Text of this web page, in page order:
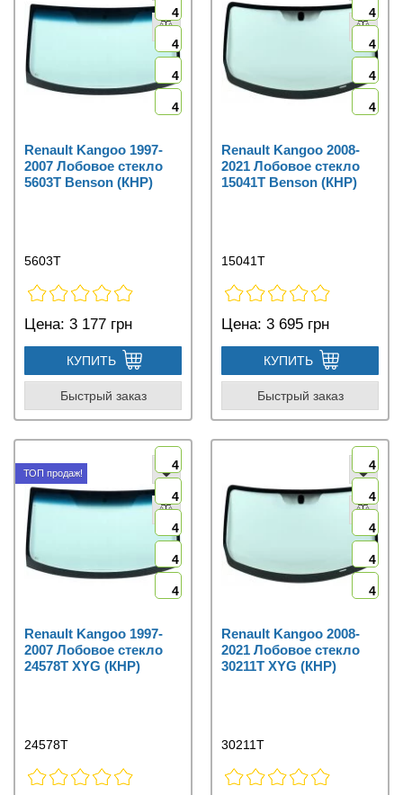
4
4
4
4
Renault Kangoo 1997-
2007 Лобовое стекло
5603T Benson (КНР)
5603T
Цена: 3 177 грн
КУПИТЬ
Быстрый заказ
4
4
4
4
Renault Kangoo 2008-
2021 Лобовое стекло
15041T Benson (КНР)
15041T
Цена: 3 695 грн
КУПИТЬ
Быстрый заказ
ТОП продаж!
4
4
4
4
4
Renault Kangoo 1997-
2007 Лобовое стекло
24578T XYG (КНР)
24578T
4
4
4
4
4
Renault Kangoo 2008-
2021 Лобовое стекло
30211T XYG (КНР)
30211T